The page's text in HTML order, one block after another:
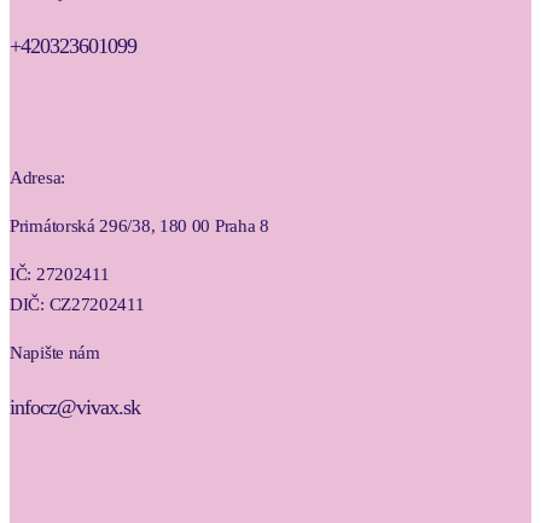
+420323601099
Adresa:
Primátorská 296/38, 180 00 Praha 8
IČ: 27202411
DIČ: CZ27202411
Napište nám
infocz@vivax.sk